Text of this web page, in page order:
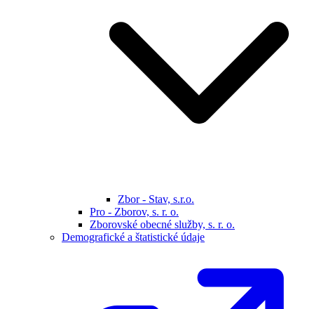
Zbor - Stav, s.r.o.
Pro - Zborov, s. r. o.
Zborovské obecné služby, s. r. o.
Demografické a štatistické údaje